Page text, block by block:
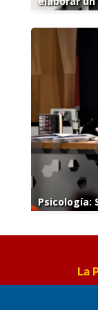
Psicología:
La